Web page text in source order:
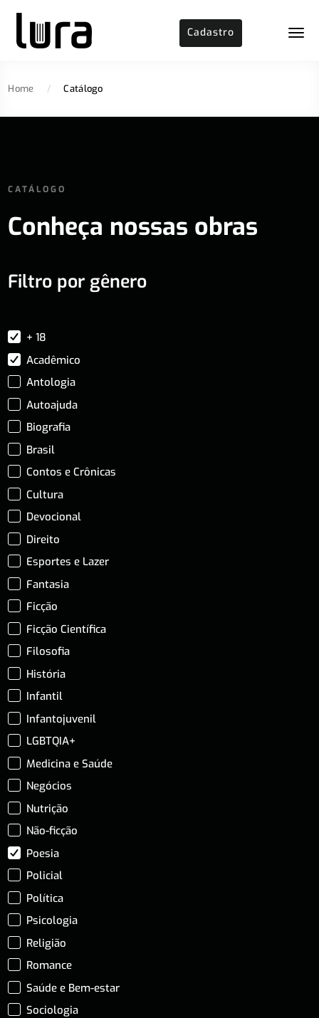
Cadastro
Home / Catálogo
CATÁLOGO
Conheça nossas obras
Filtro por gênero
+ 18
Acadêmico
Antologia
Autoajuda
Biografia
Brasil
Contos e Crônicas
Cultura
Devocional
Direito
Esportes e Lazer
Fantasia
Ficção
Ficção Científica
Filosofia
História
Infantil
Infantojuvenil
LGBTQIA+
Medicina e Saúde
Negócios
Nutrição
Não-ficção
Poesia
Policial
Política
Psicologia
Religião
Romance
Saúde e Bem-estar
Sociologia